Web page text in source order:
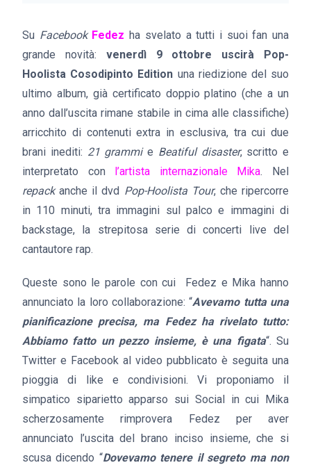
Su Facebook Fedez ha svelato a tutti i suoi fan una
grande novità: venerdì 9 ottobre uscirà Pop-
Hoolista Cosodipinto Edition una riedizione del suo
ultimo album, già certificato doppio platino (che a un
anno dall’uscita rimane stabile in cima alle classifiche)
arricchito di contenuti extra in esclusiva, tra cui due
brani inediti: 21 grammie Beatiful disaster, scritto e
interpretato con l’artista internazionale Mika. Nel
repackanche il dvd Pop-Hoolista Tour, che ripercorre
in 110 minuti, tra immagini sul palco e immagini di
backstage, la strepitosa serie di concerti live del
cantautore rap.
Queste sono le parole con cui Fedez e Mika hanno
annunciato la loro collaborazione: “Avevamo tutta una
pianificazione precisa, ma Fedez ha rivelato tutto:
Abbiamo fatto un pezzo insieme, è una figata“. Su
Twitter e Facebook al video pubblicato è seguita una
pioggia di like e condivisioni. Vi proponiamo il
simpatico siparietto apparso sui Social in cui Mika
scherzosamente rimprovera Fedez per aver
annunciato l’uscita del brano inciso insieme, che si
scusa dicendo “Dovevamo tenere il segreto ma non